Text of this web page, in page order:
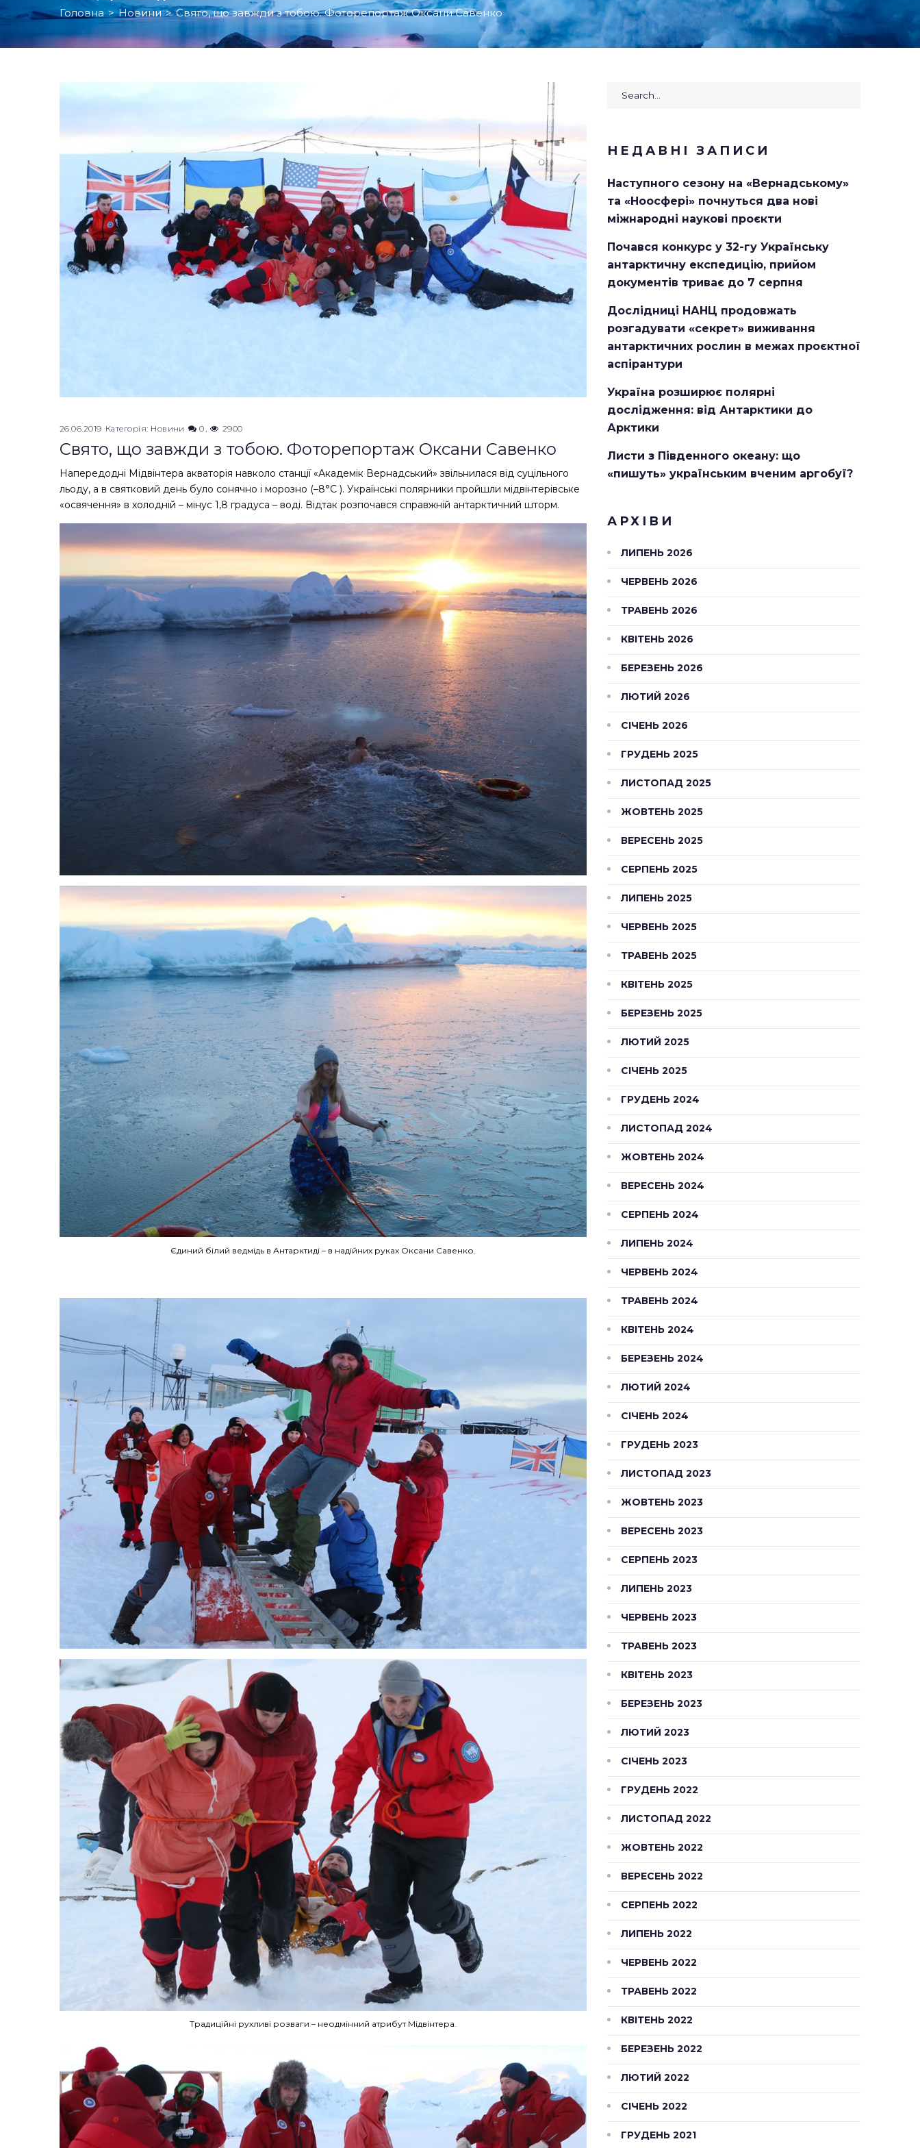
Головна > Новини > Свято, що завжди з тобою. Фоторепортаж Оксани Савенко
26.06.2019 Категорія: Новини 0 2900
Свято, що завжди з тобою. Фоторепортаж Оксани Савенко
Напередодні Мідвінтера акваторія навколо станції «Академік Вернадський» звільнилася від суцільного
льоду, а в святковий день було сонячно і морозно (–8°C ). Українські полярники пройшли мідвінтерівське
«освячення» в холодній – мінус 1,8 градуса – воді. Відтак розпочався справжній антарктичний шторм.
Єдиний білий ведмідь в Антарктиді – в надійних руках Оксани Савенко.
Традиційні рухливі розваги – неодмінний атрибут Мідвінтера.
Search
НЕДАВНІ ЗАПИСИ
Наступного сезону на «Вернадському»
та «Ноосфері» почнуться два нові
міжнародні наукові проєкти
Почався конкурс у 32-гу Українську
антарктичну експедицію, прийом
документів триває до 7 серпня
Дослідниці НАНЦ продовжать
розгадувати «секрет» виживання
антарктичних рослин в межах проєктної
аспірантури
Україна розширює полярні
дослідження: від Антарктики до
Арктики
Листи з Південного океану: що
«пишуть» українським вченим аргобуї?
АРХІВИ
ЛИПЕНЬ 2026
ЧЕРВЕНЬ 2026
ТРАВЕНЬ 2026
КВІТЕНЬ 2026
БЕРЕЗЕНЬ 2026
ЛЮТИЙ 2026
СІЧЕНЬ 2026
ГРУДЕНЬ 2025
ЛИСТОПАД 2025
ЖОВТЕНЬ 2025
ВЕРЕСЕНЬ 2025
СЕРПЕНЬ 2025
ЛИПЕНЬ 2025
ЧЕРВЕНЬ 2025
ТРАВЕНЬ 2025
КВІТЕНЬ 2025
БЕРЕЗЕНЬ 2025
ЛЮТИЙ 2025
СІЧЕНЬ 2025
ГРУДЕНЬ 2024
ЛИСТОПАД 2024
ЖОВТЕНЬ 2024
ВЕРЕСЕНЬ 2024
СЕРПЕНЬ 2024
ЛИПЕНЬ 2024
ЧЕРВЕНЬ 2024
ТРАВЕНЬ 2024
КВІТЕНЬ 2024
БЕРЕЗЕНЬ 2024
ЛЮТИЙ 2024
СІЧЕНЬ 2024
ГРУДЕНЬ 2023
ЛИСТОПАД 2023
ЖОВТЕНЬ 2023
ВЕРЕСЕНЬ 2023
СЕРПЕНЬ 2023
ЛИПЕНЬ 2023
ЧЕРВЕНЬ 2023
ТРАВЕНЬ 2023
КВІТЕНЬ 2023
БЕРЕЗЕНЬ 2023
ЛЮТИЙ 2023
СІЧЕНЬ 2023
ГРУДЕНЬ 2022
ЛИСТОПАД 2022
ЖОВТЕНЬ 2022
ВЕРЕСЕНЬ 2022
СЕРПЕНЬ 2022
ЛИПЕНЬ 2022
ЧЕРВЕНЬ 2022
ТРАВЕНЬ 2022
КВІТЕНЬ 2022
БЕРЕЗЕНЬ 2022
ЛЮТИЙ 2022
СІЧЕНЬ 2022
ГРУДЕНЬ 2021